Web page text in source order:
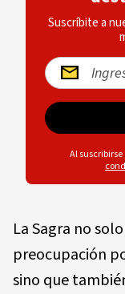
Suscríbite a
Al
La Sagra no
preocupación
sino que